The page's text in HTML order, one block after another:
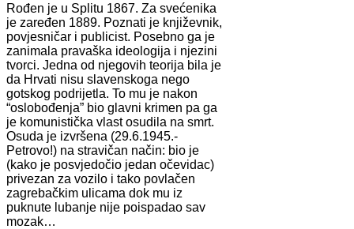
Rođen je u Splitu 1867. Za svećenika
je zaređen 1889. Poznati je književnik,
povjesničar i publicist. Posebno ga je
zanimala pravaška ideologija i njezini
tvorci. Jedna od njegovih teorija bila je
da Hrvati nisu slavenskoga nego
gotskog podrijetla. To mu je nakon
“oslobođenja” bio glavni krimen pa ga
je komunistička vlast osudila na smrt.
Osuda je izvršena (29.6.1945.-
Petrovo!) na stravičan način: bio je
(kako je posvjedočio jedan očevidac)
privezan za vozilo i tako povlačen
zagrebačkim ulicama dok mu iz
puknute lubanje nije poispadao sav
mozak…